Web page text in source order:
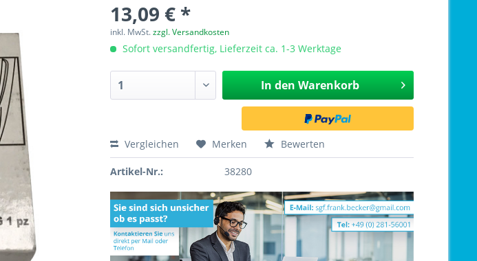
13,09 € *
inkl. MwSt.zzgl. Versandkosten
Sofort versandfertig, Lieferzeit ca. 1-3 Werktage
In den Warenkorb
Vergleichen Merken Bewerten
Artikel-Nr.: 38280